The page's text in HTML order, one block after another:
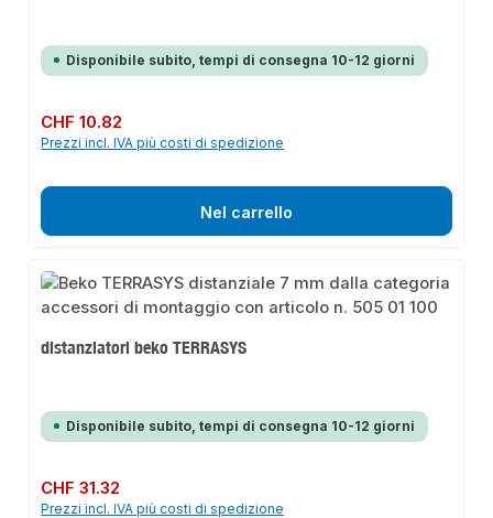
Disponibile subito, tempi di consegna 10-12 giorni
Prezzo normale:
CHF 10.82
Prezzi incl. IVA più costi di spedizione
Nel carrello
distanziatori beko TERRASYS
Disponibile subito, tempi di consegna 10-12 giorni
Prezzo normale:
CHF 31.32
Prezzi incl. IVA più costi di spedizione